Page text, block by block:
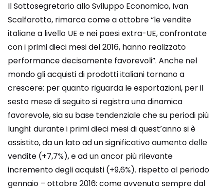
Il Sottosegretario allo Sviluppo Economico, Ivan
Scalfarotto, rimarca come a ottobre “le vendite
italiane a livello UE e nei paesi extra-UE, confrontate
con i primi dieci mesi del 2016, hanno realizzato
performance decisamente favorevoli”. Anche nel
mondo gli acquisti di prodotti italiani tornano a
crescere: per quanto riguarda le esportazioni, per il
sesto mese di seguito si registra una dinamica
favorevole, sia su base tendenziale che su periodi più
lunghi: durante i primi dieci mesi di quest’anno si è
assistito, da un lato ad un significativo aumento delle
vendite (+7,7%), e ad un ancor più rilevante
incremento degli acquisti (+9,6%). rispetto al periodo
gennaio – ottobre 2016: come avvenuto sempre dal